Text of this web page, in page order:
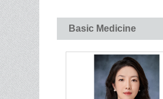
Basic Medicine